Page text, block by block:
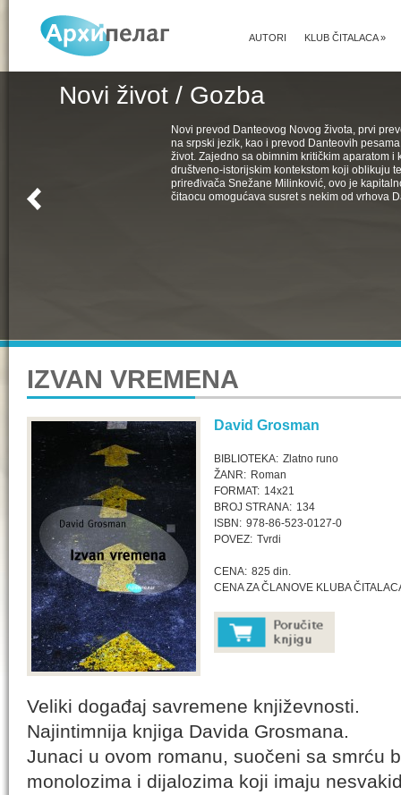
KLUB ČITALACA»
AUTORI
Novi život / Gozba
Novi prevod Danteovog Novog života, prvi
na srpski jezik, kao i prevod Danteovih
život. Zajedno sa obimnim kritičkim aparatom i
društveno-istorijskim kontekstom koji oblikuju
priređivača Snežane Milinković, ovo je
čitaocu omogućava susret s nekim od vrhova
IZVAN VREMENA
David Grosman
BIBLIOTEKA: Zlatno runo
ŽANR: Roman
FORMAT: 14x21
BROJ STRANA: 134
ISBN: 978-86-523-0127-0
POVEZ: Tvrdi
CENA: 825 din.
CENA ZA ČLANOVE KLUBA
Veliki događaj savremene književnosti.
Najintimnija knjiga Davida Grosmana.
Junaci u ovom romanu, suočeni sa smrću
monolozima i dijalozima koji imaju